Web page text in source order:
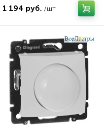
1 194 руб. /шт